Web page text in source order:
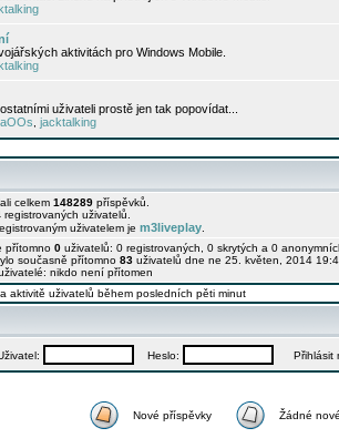
aktivitách pro Windows Mobile.
uživateli prostě jen tak popovídat...
jacktalking
celkem 148289 příspěvků.
registrovaných uživatelů.
uživatelem je m3liveplay
přítomno 0 uživatelů: 0 registrovaných, 0 skrytých a 0
současně přítomno 83 uživatelů dne ne 25. květen, 2014
nikdo není přítomen
aktivitě uživatelů během posledních pěti minut
Heslo: Přihlásit
Nové příspěvky Žádné